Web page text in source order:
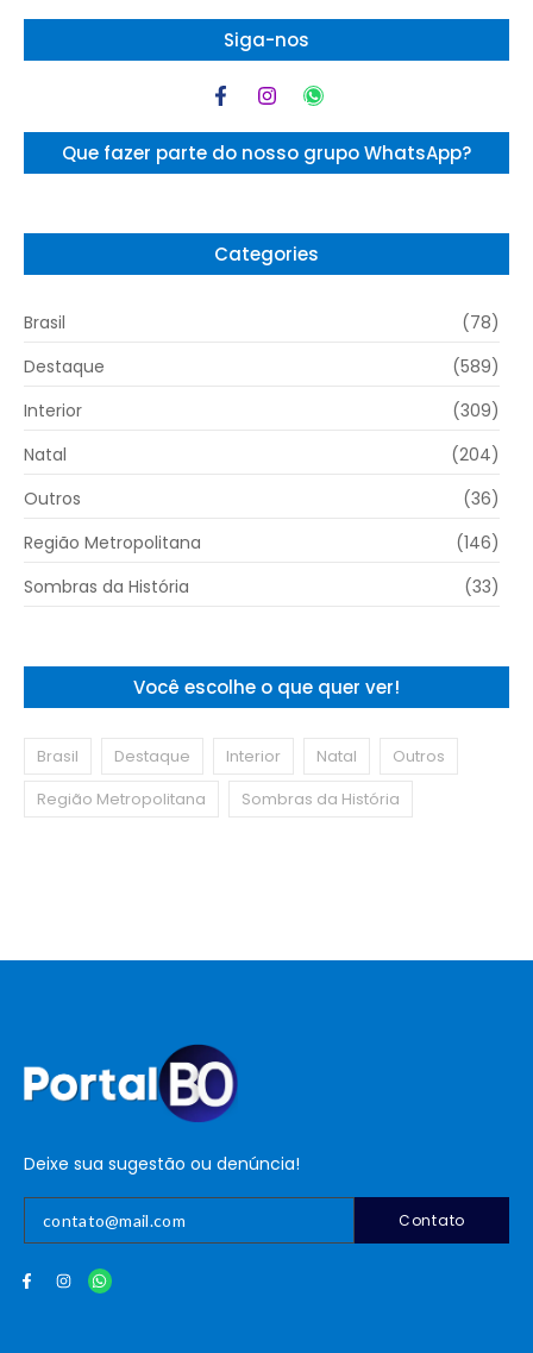
Siga-nos
Que fazer parte do nosso grupo WhatsApp?
Categories
Brasil
(78)
Destaque
(589)
Interior
(309)
Natal
(204)
Outros
(36)
Região Metropolitana
(146)
Sombras da História
(33)
Você escolhe o que quer ver!
Brasil Destaque Interior Natal
Outros
Região Metropolitana
Sombras da História
Deixe sua sugestão ou denúncia!
Contato